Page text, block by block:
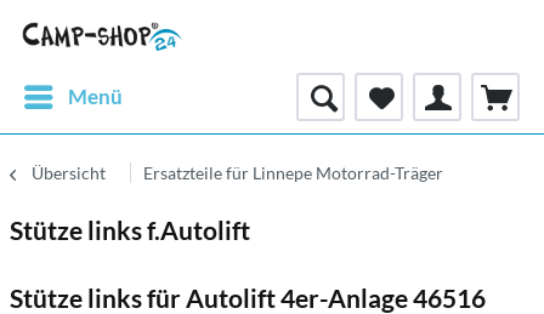
Menü
Übersicht Ersatzteile für Linnepe Motorrad-Träger
Stütze links f.Autolift
Stütze links für Autolift 4er-Anlage 46516